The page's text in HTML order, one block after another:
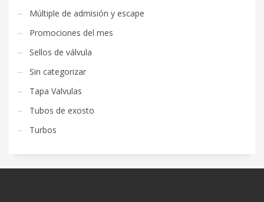
Múltiple de admisión y escape
Promociones del mes
Sellos de válvula
Sin categorizar
Tapa Valvulas
Tubos de exosto
Turbos